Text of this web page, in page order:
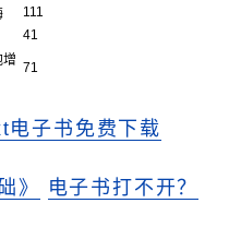
111
41
增 71
子书免费下载
》 电子书打不开？